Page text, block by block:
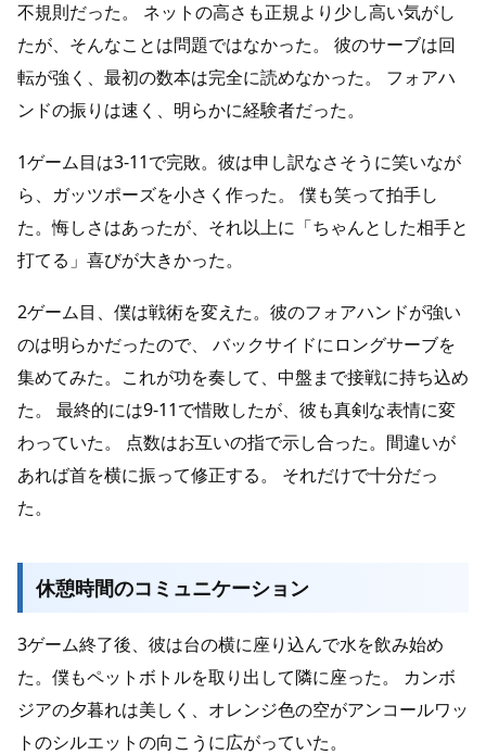
不規則だった。 ネットの高さも正規より少し高い気がし
たが、そんなことは問題ではなかった。 彼のサーブは回
転が強く、最初の数本は完全に読めなかった。 フォアハ
ンドの振りは速く、明らかに経験者だった。
1ゲーム目は3-11で完敗。彼は申し訳なさそうに笑いなが
ら、ガッツポーズを小さく作った。 僕も笑って拍手し
た。悔しさはあったが、それ以上に「ちゃんとした相手と
打てる」喜びが大きかった。
2ゲーム目、僕は戦術を変えた。彼のフォアハンドが強い
のは明らかだったので、 バックサイドにロングサーブを
集めてみた。これが功を奏して、中盤まで接戦に持ち込め
た。 最終的には9-11で惜敗したが、彼も真剣な表情に変
わっていた。 点数はお互いの指で示し合った。間違いが
あれば首を横に振って修正する。 それだけで十分だっ
た。
休憩時間のコミュニケーション
3ゲーム終了後、彼は台の横に座り込んで水を飲み始め
た。僕もペットボトルを取り出して隣に座った。 カンボ
ジアの夕暮れは美しく、オレンジ色の空がアンコールワッ
トのシルエットの向こうに広がっていた。